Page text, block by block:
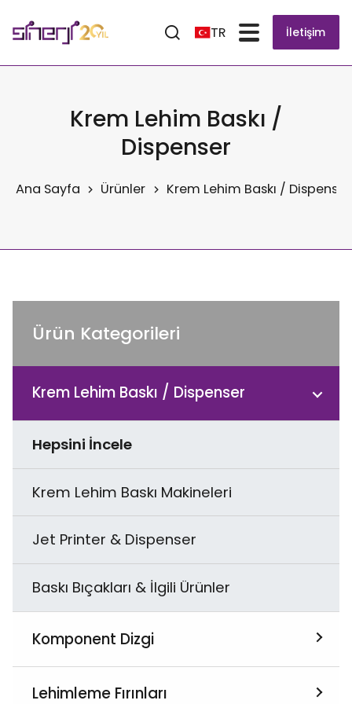
TR İletişim
Krem Lehim Baskı /
Dispenser
Ana Sayfa Ürünler Krem Lehim Baskı / Dispenser
Ürün Kategorileri
Krem Lehim Baskı / Dispenser
Hepsini İncele
Krem Lehim Baskı Makineleri
Jet Printer & Dispenser
Baskı Bıçakları & İlgili Ürünler
Komponent Dizgi
Hepsini İncele
Lehimleme Fırınları